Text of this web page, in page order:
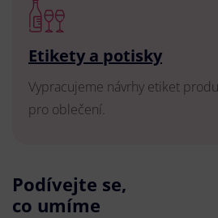
Etikety a potisky
Vypracujeme návrhy etiket
pro oblečení.
Podívejte se,
co umíme